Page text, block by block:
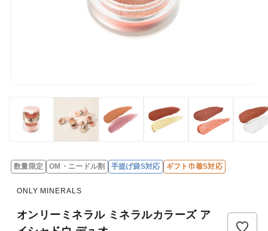
数量限定 OM・ニードル割 手提げ袋S対応 ギフト巾着S対応
ONLY MINERALS
オンリーミネラル ミネラルカラーズ ア